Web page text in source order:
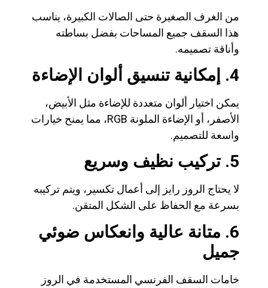
من الغرف الصغيرة حتى الصالات الكبيرة، يناسب
هذا السقف جميع المساحات بفضل بساطته
وأناقة تصميمه.
4. إمكانية تنسيق ألوان الإضاءة
يمكن اختيار ألوان متعددة للإضاءة مثل الأبيض،
الأصفر، أو الإضاءة الملونة RGB، مما يمنح خيارات
واسعة للتصميم.
5. تركيب نظيف وسريع
لا يحتاج الروز رايز إلى أعمال تكسير، ويتم تركيبه
بسرعة مع الحفاظ على الشكل المتقن.
6. متانة عالية وانعكاس ضوئي
جميل
خامات السقف الفرنسي المستخدمة في الروز